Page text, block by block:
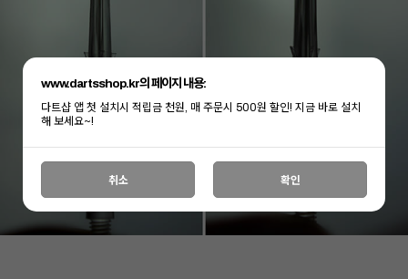
www.dartsshop.kr의 페이지 내용:
다트샵 앱 첫 설치시 적립금 천원, 매 주문시 500원 할인! 지금 바로 설치
해 보세요~!
취소 확인